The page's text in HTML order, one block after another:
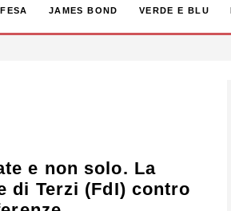
JAMES BOND VERDE E BLU
e non solo. La
di Terzi (FdI) contro